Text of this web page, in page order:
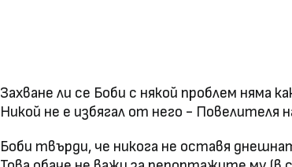
Захване ли се Боби с някой проблем няма
Никой не е избягал от него - Повелителя
Боби твърди, че никога не оставя